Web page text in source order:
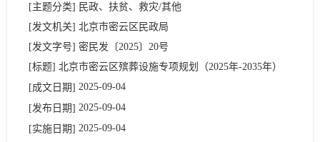
[主题分类] 民政、扶贫、救灾/其他
[发文机关] 北京市密云区民政局
[发文字号] 密民发 〔2025〕 20号
[标题] 北京市密云区殡葬设施专项规划（2025年-2035年）
[成文日期] 2025-09-04
[发布日期] 2025-09-04
[实施日期] 2025-09-04